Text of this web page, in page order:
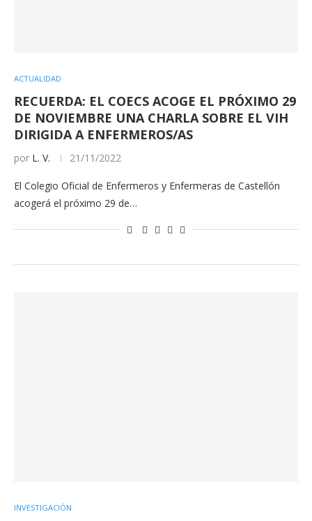
ACTUALIDAD
RECUERDA: EL COECS ACOGE EL PRÓXIMO 29
DE NOVIEMBRE UNA CHARLA SOBRE EL VIH
DIRIGIDA A ENFERMEROS/AS
por L. V. 21/11/2022
El Colegio Oficial de Enfermeros y Enfermeras de Castellón
acogerá el próximo 29 de…
INVESTIGACIÓN